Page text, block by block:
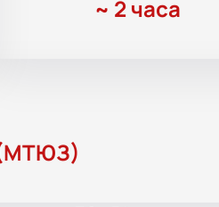
~ 2 часа
(МТЮЗ)